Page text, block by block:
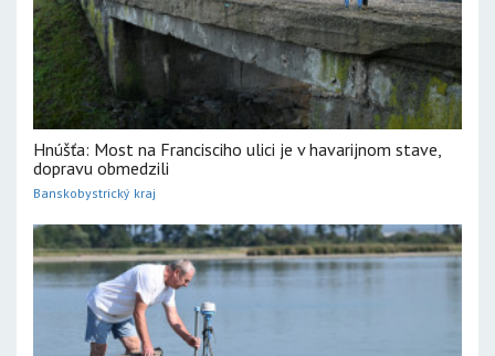
Hnúšťa: Most na Francisciho ulici je v havarijnom stave,
dopravu obmedzili
Banskobystrický kraj